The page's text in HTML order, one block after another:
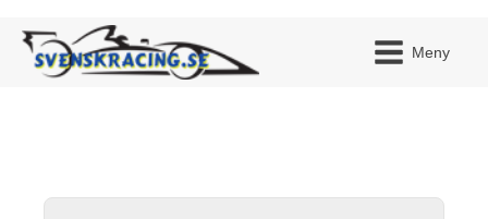
Meny